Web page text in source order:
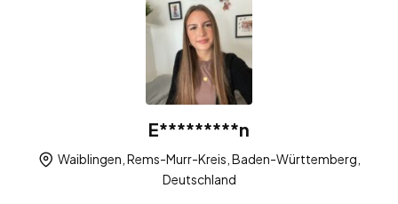
E*********n
Waiblingen, Rems-Murr-Kreis, Baden-Württemberg,
Deutschland